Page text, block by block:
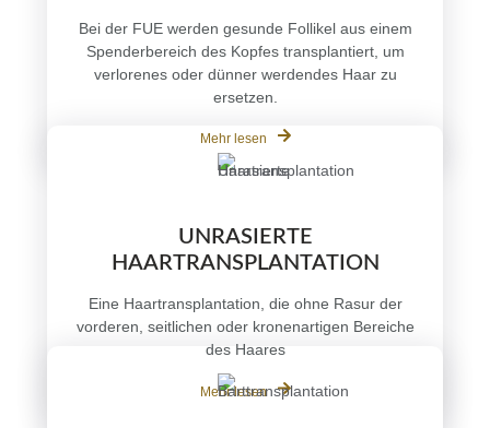
Bei der FUE werden gesunde Follikel aus einem
Spenderbereich des Kopfes transplantiert, um
verlorenes oder dünner werdendes Haar zu
ersetzen.
Mehr lesen
UNRASIERTE
HAARTRANSPLANTATION
Eine Haartransplantation, die ohne Rasur der
vorderen, seitlichen oder kronenartigen Bereiche
des Haares
Mehr lesen